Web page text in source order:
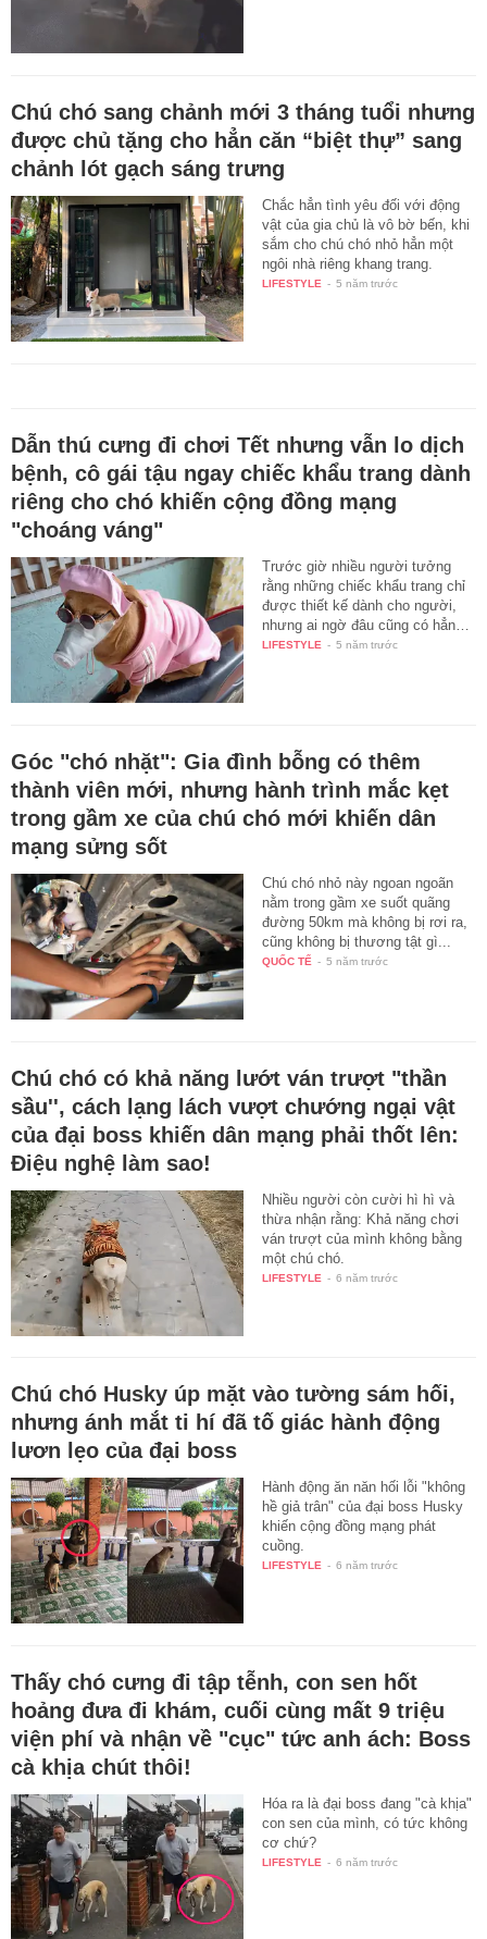
Chú chó sang chảnh mới 3 tháng tuổi nhưng
được chủ tặng cho hẳn căn “biệt thự” sang
chảnh lót gạch sáng trưng
Chắc hẳn tình yêu đối với động
vật của gia chủ là vô bờ bến, khi
sắm cho chú chó nhỏ hẳn một
ngôi nhà riêng khang trang.
LIFESTYLE - 5 năm trước
Dẫn thú cưng đi chơi Tết nhưng vẫn lo dịch
bệnh, cô gái tậu ngay chiếc khẩu trang dành
riêng cho chó khiến cộng đồng mạng
"choáng váng"
Trước giờ nhiều người tưởng
rằng những chiếc khẩu trang chỉ
được thiết kế dành cho người,
nhưng ai ngờ đâu cũng có hẳn…
LIFESTYLE - 5 năm trước
Góc "chó nhặt": Gia đình bỗng có thêm
thành viên mới, nhưng hành trình mắc kẹt
trong gầm xe của chú chó mới khiến dân
mạng sửng sốt
Chú chó nhỏ này ngoan ngoãn
nằm trong gầm xe suốt quãng
đường 50km mà không bị rơi ra,
cũng không bị thương tật gì...
QUỐC TẾ - 5 năm trước
Chú chó có khả năng lướt ván trượt "thần
sầu'', cách lạng lách vượt chướng ngại vật
của đại boss khiến dân mạng phải thốt lên:
Điệu nghệ làm sao!
Nhiều người còn cười hì hì và
thừa nhận rằng: Khả năng chơi
ván trượt của mình không bằng
một chú chó.
LIFESTYLE - 6 năm trước
Chú chó Husky úp mặt vào tường sám hối,
nhưng ánh mắt ti hí đã tố giác hành động
lươn lẹo của đại boss
Hành động ăn năn hối lỗi "không
hề giả trân" của đại boss Husky
khiến cộng đồng mạng phát
cuồng.
LIFESTYLE - 6 năm trước
Thấy chó cưng đi tập tễnh, con sen hốt
hoảng đưa đi khám, cuối cùng mất 9 triệu
viện phí và nhận về "cục" tức anh ách: Boss
cà khịa chút thôi!
Hóa ra là đại boss đang "cà khịa"
con sen của mình, có tức không
cơ chứ?
LIFESTYLE - 6 năm trước